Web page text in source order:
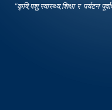
"कृषि,पशु,स्वास्थ्य,शिक्षा र पर्यटन